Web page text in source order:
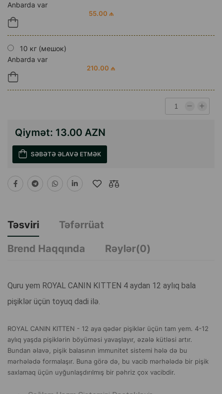
Anbarda var
55.00 ₼
10 кг (мешок)
Anbarda var
210.00 ₼
Qiymət: 13.00 AZN
SƏBƏTƏ ƏLAVƏ ETMƏK
Təsviri
Təfərrüat
Brend Haqqında
Rəylər(0)
Quru yem ROYAL CANIN KITTEN 4 aydan 12 aylıq bala
pişiklər üçün toyuq dadi ilə.
ROYAL CANIN KITTEN - 12 aya qədər pişiklər üçün tam yem. 4-12
aylıq yaşda pişiklərin böyüməsi yavaşlayır, əzələ kütləsi artır.
Bundan əlavə, pişik balasının immunitet sistemi hələ də bu
mərhələdə formalaşır. Buna görə də, bu vacib mərhələdə bir pişik
saxlamaq üçün uyğunlaşdırılmış bir pəhriz çox vacibdir.